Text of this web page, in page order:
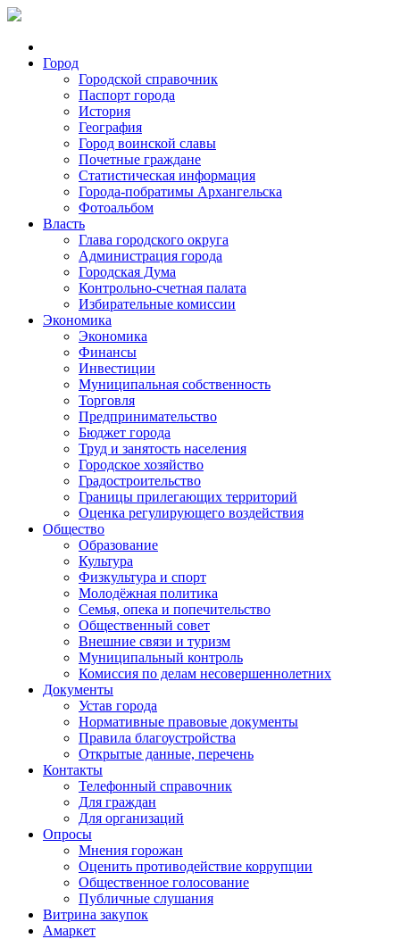
Город
Городской справочник
Паспорт города
История
География
Город воинской славы
Почетные граждане
Статистическая информация
Города-побратимы Архангельска
Фотоальбом
Власть
Глава городского округа
Администрация города
Городская Дума
Контрольно-счетная палата
Избирательные комиссии
Экономика
Экономика
Финансы
Инвестиции
Муниципальная собственность
Торговля
Предпринимательство
Бюджет города
Труд и занятость населения
Городское хозяйство
Градостроительство
Границы прилегающих территорий
Оценка регулирующего воздействия
Общество
Образование
Культура
Физкультура и спорт
Молодёжная политика
Семья, опека и попечительство
Общественный совет
Внешние связи и туризм
Муниципальный контроль
Комиссия по делам несовершеннолетних
Документы
Устав города
Нормативные правовые документы
Правила благоустройства
Открытые данные, перечень
Контакты
Телефонный справочник
Для граждан
Для организаций
Опросы
Мнения горожан
Оценить противодействие коррупции
Общественное голосование
Публичные слушания
Витрина закупок
Амаркет